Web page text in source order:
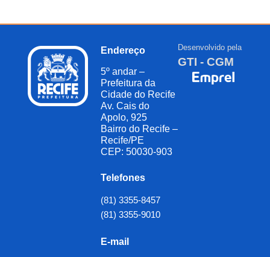
Endereço
5º andar –
Prefeitura da
Cidade do Recife
Av. Cais do
Apolo, 925
Bairro do Recife –
Recife/PE
CEP: 50030-903
Telefones
(81) 3355-8457
(81) 3355-9010
E-mail
Desenvolvido pela
GTI - CGM